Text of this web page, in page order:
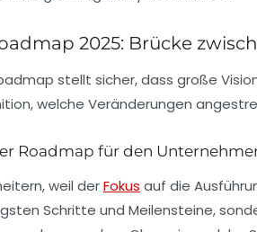
2025: Brücke
stellt sicher, dass große
welche Veränderungen
Roadmap für den
weil derFokus auf die
Schritte und Meilensteine,